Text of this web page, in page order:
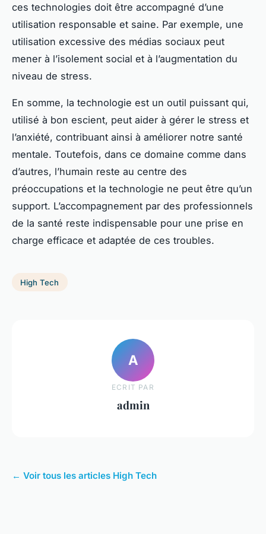
ces technologies doit être accompagné d’une
utilisation responsable et saine. Par exemple, une
utilisation excessive des médias sociaux peut
mener à l’isolement social et à l’augmentation du
niveau de stress.
En somme, la technologie est un outil puissant qui,
utilisé à bon escient, peut aider à gérer le stress et
l’anxiété, contribuant ainsi à améliorer notre santé
mentale. Toutefois, dans ce domaine comme dans
d’autres, l’humain reste au centre des
préoccupations et la technologie ne peut être qu’un
support. L’accompagnement par des professionnels
de la santé reste indispensable pour une prise en
charge efficace et adaptée de ces troubles.
High Tech
A
ECRIT PAR
admin
← Voir tous les articles High Tech